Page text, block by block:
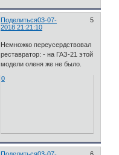
Поделиться 5
03-07-
2018 21:21:10
Немножко переусердствовал
реставратор: - на ГАЗ-21 этой
модели оленя же не было.
0